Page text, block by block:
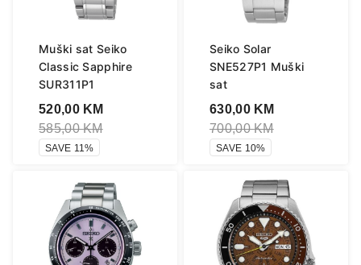
Muški sat Seiko
Classic Sapphire
SUR311P1
520,00 KM
585,00KM
SAVE 11%
Seiko Solar
SNE527P1 Muški
sat
630,00 KM
700,00KM
SAVE 10%